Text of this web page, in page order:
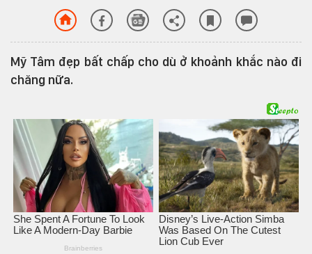
Mỹ Tâm đẹp bất chấp cho dù ở khoảnh khắc nào đi
chăng nữa.